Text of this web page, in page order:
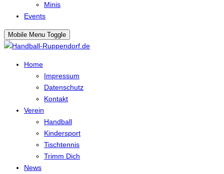
Minis
Events
Mobile Menu Toggle
Home
Impressum
Datenschutz
Kontakt
Verein
Handball
Kindersport
Tischtennis
Trimm Dich
News